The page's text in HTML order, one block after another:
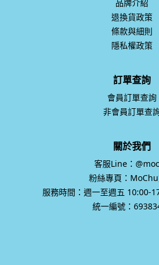
品牌介紹
退換貨政策
條款與細則
隱私權政策
訂單查詢
會員訂單查詢
非會員訂單查
關於我們
客服Line：
粉絲專頁：
服務時間：週一至週五 10:00-
統一編號：